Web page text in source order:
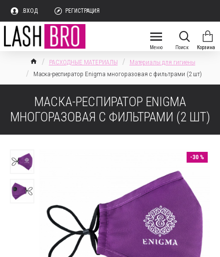
.ВХОД РЕГИСТРАЦИЯ
РАСХОДНЫЕ МАТЕРИАЛЫ
Материалы для гигиены
Маска-респиратор Enigma многоразовая с фильтрами (2 шт)
МАСКА-РЕСПИРАТОР ENIGMA
МНОГОРАЗОВАЯ С ФИЛЬТРАМИ (2 ШТ)
-30 %